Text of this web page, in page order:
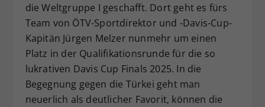
die Weltgruppe I geschafft. Dort geht es fürs
Team von ÖTV-Sportdirektor und -Davis-Cup-
Kapitän Jürgen Melzer nunmehr um einen
Platz in der Qualifikationsrunde für die so
lukrativen Davis Cup Finals 2025. In die
Begegnung gegen die Türkei geht man
neuerlich als deutlicher Favorit, können die